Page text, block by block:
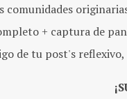
+ captura de
de tu post's